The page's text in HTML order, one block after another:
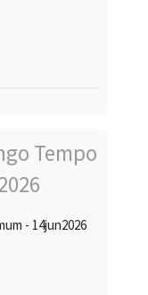
- 14jun2026